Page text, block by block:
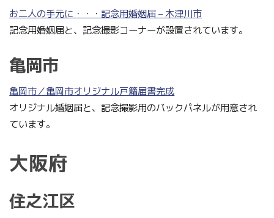
お二人の手元に・・・記念用婚姻届 – 木津川市
記念用婚姻届と、記念撮影コーナーが設置されています。
亀岡市
亀岡市／亀岡市オリジナル戸籍届書完成
オリジナル婚姻届と、記念撮影用のバックパネルが用意され
ています。
大阪府
住之江区